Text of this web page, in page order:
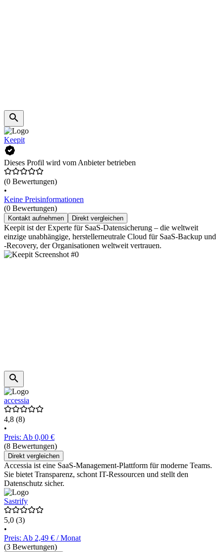
Keepit
Dieses Profil wird vom Anbieter betrieben
(0 Bewertungen)
•
Keine Preisinformationen
(0 Bewertungen)
Kontakt aufnehmen Direkt vergleichen
Keepit ist der Experte für SaaS-Datensicherung – die weltweit
einzige unabhängige, herstellerneutrale Cloud für SaaS-Backup und
-Recovery, der Organisationen weltweit vertrauen.
accessia
4,8 (8)
•
Preis: Ab 0,00 €
(8 Bewertungen)
Direkt vergleichen
Accessia ist eine SaaS-Management-Plattform für moderne Teams.
Sie bietet Transparenz, schont IT-Ressourcen und stellt den
Datenschutz sicher.
Sastrify
5,0 (3)
•
Preis: Ab 2,49 € / Monat
(3 Bewertungen)